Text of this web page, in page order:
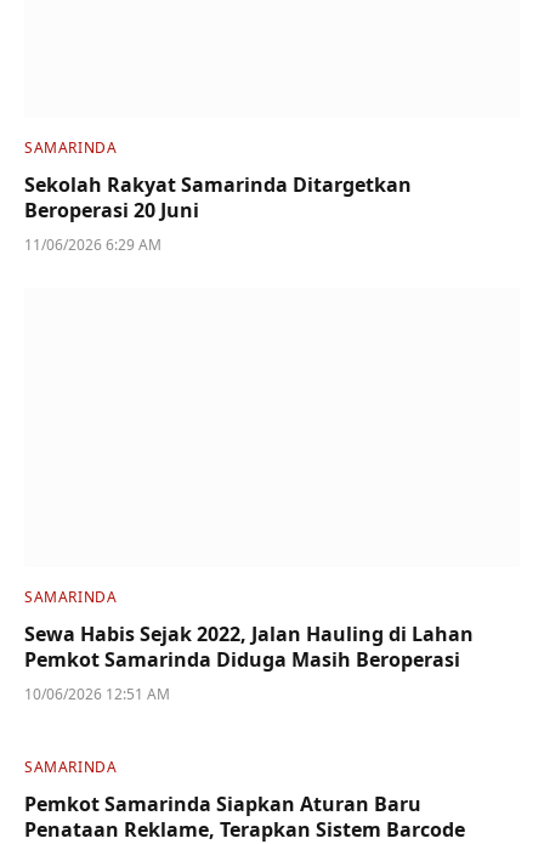
SAMARINDA
Sekolah Rakyat Samarinda Ditargetkan
Beroperasi 20 Juni
11/06/2026 6:29 AM
SAMARINDA
Sewa Habis Sejak 2022, Jalan Hauling di Lahan
Pemkot Samarinda Diduga Masih Beroperasi
10/06/2026 12:51 AM
SAMARINDA
Pemkot Samarinda Siapkan Aturan Baru
Penataan Reklame, Terapkan Sistem Barcode